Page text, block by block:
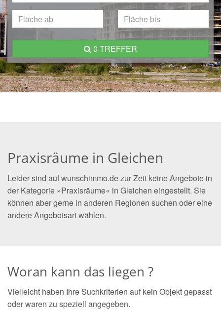
0 TREFFER
Praxisräume in Gleichen
Leider sind auf wunschimmo.de zur Zeit keine Angebote in
der Kategorie »Praxisräume« in Gleichen eingestellt. Sie
können aber gerne in anderen Regionen suchen oder eine
andere Angebotsart wählen.
Woran kann das liegen ?
Vielleicht haben Ihre Suchkriterien auf kein Objekt gepasst
oder waren zu speziell angegeben.